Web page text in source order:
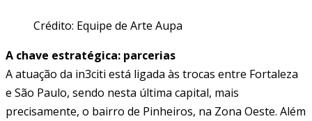
Crédito: Equipe de Arte Aupa
A chave estratégica: parcerias
A atuação da in3citi está ligada às trocas entre Fortaleza
e São Paulo, sendo nesta última capital, mais
precisamente, o bairro de Pinheiros, na Zona Oeste. Além